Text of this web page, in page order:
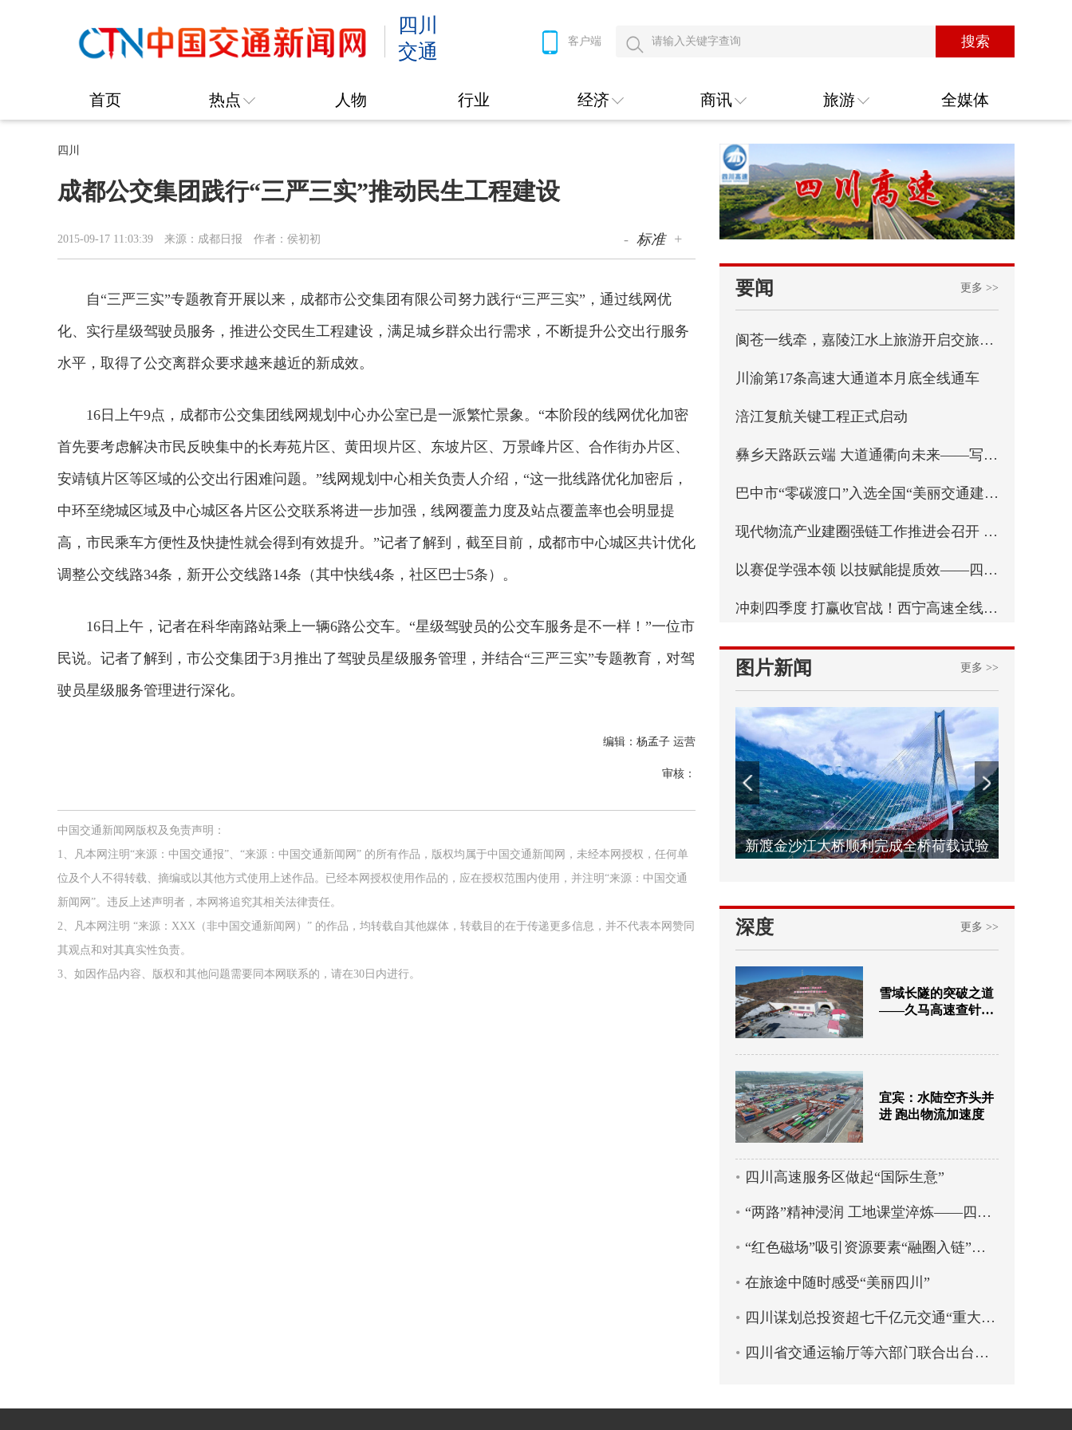
四川
交通
客户端 搜索
首页 热点 人物 行业 经济 商讯 旅游 全媒体
四川
成都公交集团践行“三严三实”推动民生工程建设
2015-09-17 11:03:39 来源：成都日报 作者：侯初初 - 标准 +
自“三严三实”专题教育开展以来，成都市公交集团有限公司努力践行“三严三实”，通过线网优
化、实行星级驾驶员服务，推进公交民生工程建设，满足城乡群众出行需求，不断提升公交出行服务
水平，取得了公交离群众要求越来越近的新成效。
16日上午9点，成都市公交集团线网规划中心办公室已是一派繁忙景象。“本阶段的线网优化加密
首先要考虑解决市民反映集中的长寿苑片区、黄田坝片区、东坡片区、万景峰片区、合作街办片区、
安靖镇片区等区域的公交出行困难问题。”线网规划中心相关负责人介绍，“这一批线路优化加密后，
中环至绕城区域及中心城区各片区公交联系将进一步加强，线网覆盖力度及站点覆盖率也会明显提
高，市民乘车方便性及快捷性就会得到有效提升。”记者了解到，截至目前，成都市中心城区共计优化
调整公交线路34条，新开公交线路14条（其中快线4条，社区巴士5条）。
16日上午，记者在科华南路站乘上一辆6路公交车。“星级驾驶员的公交车服务是不一样！”一位市
民说。记者了解到，市公交集团于3月推出了驾驶员星级服务管理，并结合“三严三实”专题教育，对驾
驶员星级服务管理进行深化。
编辑：杨孟子 运营
审核：
中国交通新闻网版权及免责声明：
1、凡本网注明“来源：中国交通报”、“来源：中国交通新闻网” 的所有作品，版权均属于中国交通新闻网，未经本网授权，任何单
位及个人不得转载、摘编或以其他方式使用上述作品。已经本网授权使用作品的，应在授权范围内使用，并注明“来源：中国交通
新闻网”。违反上述声明者，本网将追究其相关法律责任。
2、凡本网注明 “来源：XXX（非中国交通新闻网）” 的作品，均转载自其他媒体，转载目的在于传递更多信息，并不代表本网赞同
其观点和对其真实性负责。
3、如因作品内容、版权和其他问题需要同本网联系的，请在30日内进行。
要闻 更多 >>
阆苍一线牵，嘉陵江水上旅游开启交旅融合新篇章
​川渝第17条高速大通道本月底全线通车
​涪江复航关键工程正式启动
彝乡天路跃云端 大道通衢向未来——写在乐西高速马边至昭觉段通车之际
巴中市“零碳渡口”入选全国“美丽交通建设实践案例”
现代物流产业建圈强链工作推进会召开 实施“八个一”专项行动 四川纵深推进现代物流产业建圈强链
以赛促学强本领 以技赋能提质效——四川省交通运输行业统计强基行动首届职工职业技能比赛成功举办
冲刺四季度 打赢收官战！西宁高速全线最长连续刚构桥西洛河大桥左幅顺利合龙
图片新闻 更多 >>
四川宁会隧道右洞顺利贯通 新渡金沙江大桥顺利完成全桥荷载试验
深度 更多 >>
雪域长隧的突破之道
——久马高速查针梁
宜宾：水陆空齐头并
进 跑出物流加速度
四川高速服务区做起“国际生意”
“两路”精神浸润 工地课堂淬炼——四川交通职业技术学院创新培养蜀道工匠人才
“红色磁场”吸引资源要素“融圈入链”——蜀道集团以党建引领物流产业高质量发展
在旅途中随时感受“美丽四川”
四川谋划总投资超七千亿元交通“重大项目包”
四川省交通运输厅等六部门联合出台政策 11条措施全力支持乡村旅游高质量发展